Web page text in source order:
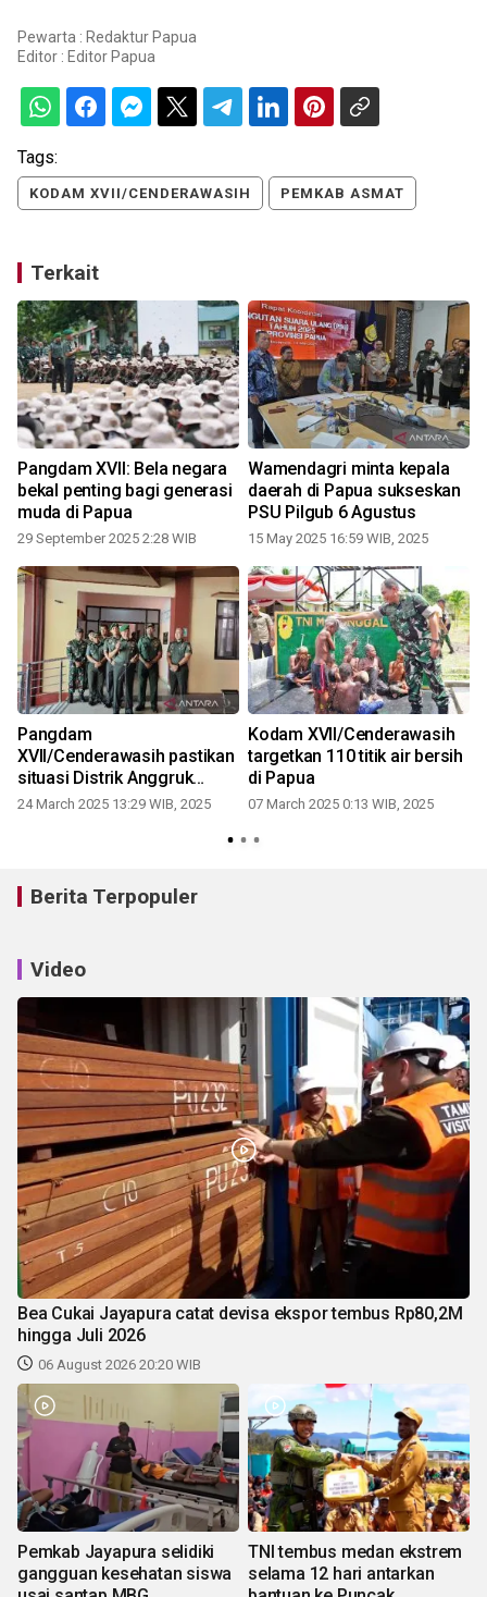
Pewarta : Redaktur Papua
Editor : Editor Papua
Tags:
KODAM XVII/CENDERAWASIH PEMKAB ASMAT
Terkait
Pangdam XVII: Bela negara
bekal penting bagi generasi
muda di Papua
29 September 2025 2:28 WIB
Wamendagri minta kepala
daerah di Papua sukseskan
PSU Pilgub 6 Agustus
15 May 2025 16:59 WIB, 2025
Pangdam
XVII/Cenderawasih pastikan
situasi Distrik Anggruk
mulai relatif kondusif
24 March 2025 13:29 WIB, 2025
Kodam XVII/Cenderawasih
targetkan 110 titik air bersih
di Papua
07 March 2025 0:13 WIB, 2025
Berita Terpopuler
Video
Bea Cukai Jayapura catat devisa ekspor tembus Rp80,2M
hingga Juli 2026
06 August 2026 20:20 WIB
Pemkab Jayapura selidiki
gangguan kesehatan siswa
TNI tembus medan ekstrem
selama 12 hari antarkan